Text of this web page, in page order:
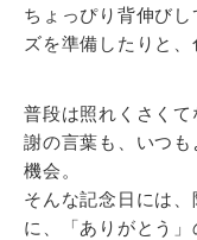
ちょっぴり背伸び
ズを準備したりと、
普段は照れくさく
謝の言葉も、いつ
機会。
そんな記念日には
に、「ありがとう